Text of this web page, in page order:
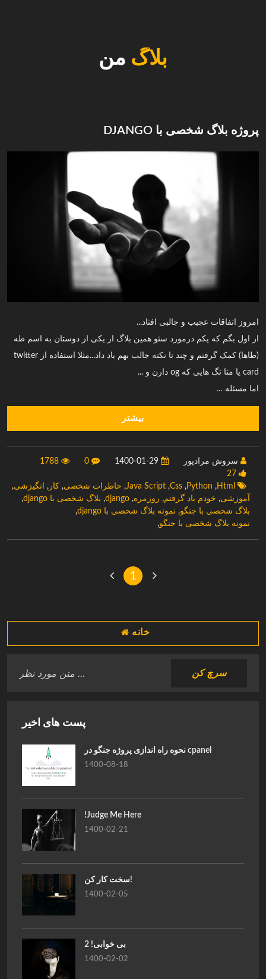
من بلاگ
پروژه بلاگ شخصی با DJANGO
امروز اتفاقات عجیب و جالبی افتاد...
از اول بگم که یکم درمورد سئو همین بلاگ از یکی از دوستان به اسم طه
(طاها) کمک گرفتم و چند تا نکته جالب بهم یاد داد...مثلا استفاده از twitter
card یا متا تگ هایی که og دارن و ...
اما مسئله …
بیشتر
سروش مرادپور 0
1788
27
Html
,
Python
,
Css
,
Java Script
, خاطرات شخصی, کار , انگیزشی,
آموزشی, خودم یاد گرفتم, روزمره,
django
, بلاگ شخصی با django
,
بلاگ شخصی با جنگو, نمونه بلاگ شخصی با django
,
نمونه بلاگ شخصی با جنگو,
1
خانه
پست های اخیر
نحوه راه اندازی پروژه جنگو در cpanel
1400-08-18
!Judge Me Here
1400-02-21
سخت کار کن!
1400-02-05
بی خوابی! 2
1400-02-02